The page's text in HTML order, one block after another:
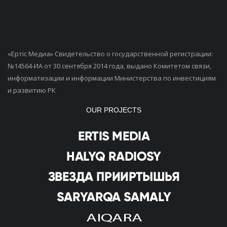
«Ертiс Медиа» Свидетельство о государственной регистрации:
№14564-ИА от 30 сентября 2014 года, выдано Комитетом связи,
информатизации и информации Министерства по инвестициям
и развитию РК
OUR PROJECTS